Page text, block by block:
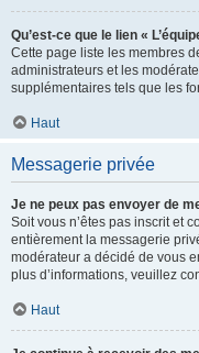
Qu’est-ce que le lien «
Cette page liste les membres
administrateurs et les
supplémentaires tels que les
Haut
Messagerie privée
Je ne peux pas envoyer de
Soit vous n’êtes pas inscrit et
entièrement la messagerie
modérateur a décidé de vous
plus d’informations, veuillez
Haut